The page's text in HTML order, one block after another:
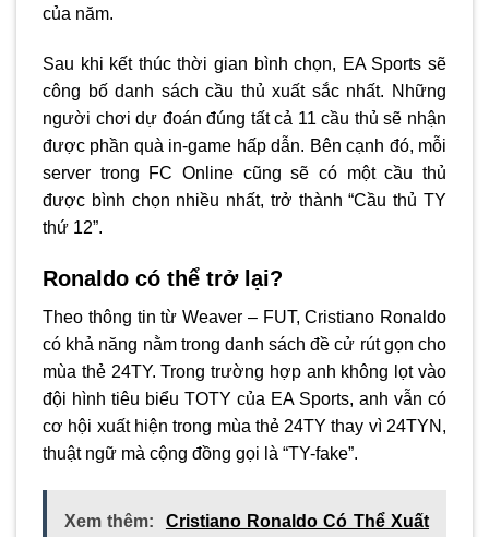
của năm.
Sau khi kết thúc thời gian bình chọn, EA Sports sẽ
công bố danh sách cầu thủ xuất sắc nhất. Những
người chơi dự đoán đúng tất cả 11 cầu thủ sẽ nhận
được phần quà in-game hấp dẫn. Bên cạnh đó, mỗi
server trong FC Online cũng sẽ có một cầu thủ
được bình chọn nhiều nhất, trở thành “Cầu thủ TY
thứ 12”.
Ronaldo có thể trở lại?
Theo thông tin từ Weaver – FUT, Cristiano Ronaldo
có khả năng nằm trong danh sách đề cử rút gọn cho
mùa thẻ 24TY. Trong trường hợp anh không lọt vào
đội hình tiêu biểu TOTY của EA Sports, anh vẫn có
cơ hội xuất hiện trong mùa thẻ 24TY thay vì 24TYN,
thuật ngữ mà cộng đồng gọi là “TY-fake”.
Xem thêm:
Cristiano Ronaldo Có Thể Xuất